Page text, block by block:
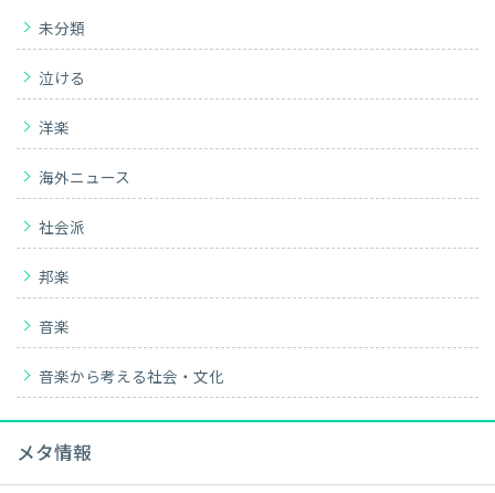
未分類
泣ける
洋楽
海外ニュース
社会派
邦楽
音楽
音楽から考える社会・文化
メタ情報